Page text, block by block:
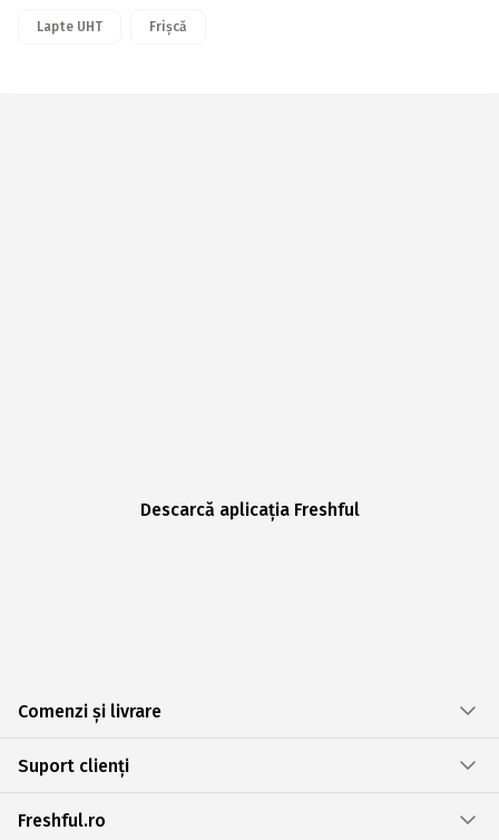
Lapte UHT Frișcă
Descarcă aplicația Freshful
Comenzi și livrare
Suport clienți
Freshful.ro